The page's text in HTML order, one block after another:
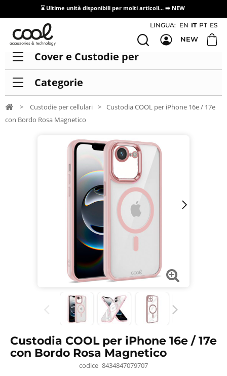
⌛ Ultime unità disponibili per molti articoli... ➡️ NEW
Accesso/registrazione distributori
LINGUA: EN IT PT ES
NEW
Cover e Custodie per
Categorie
> Custodie per cellulari > Custodia COOL per iPhone 16e / 17e
con Bordo Rosa Magnetico
Custodia COOL per iPhone 16e / 17e
con Bordo Rosa Magnetico
codice 8434847079707